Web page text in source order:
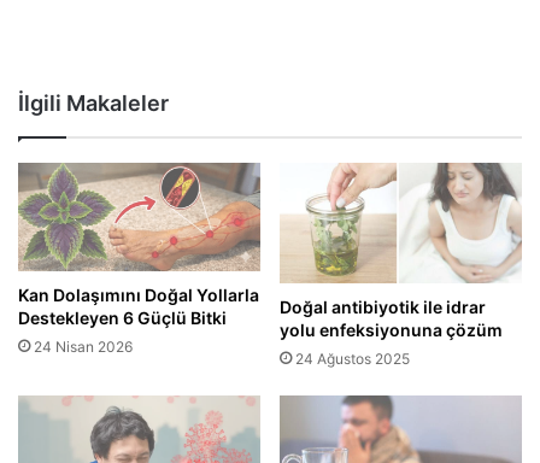
İlgili Makaleler
Kan Dolaşımını Doğal Yollarla
Destekleyen 6 Güçlü Bitki
24 Nisan 2026
Doğal antibiyotik ile idrar
yolu enfeksiyonuna çözüm
24 Ağustos 2025